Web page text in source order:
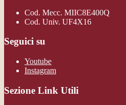
Cod. Mecc. MIIC8E400Q
Cod. Univ. UF4X16
Seguici su
Youtube
Instagram
Sezione Link Utili